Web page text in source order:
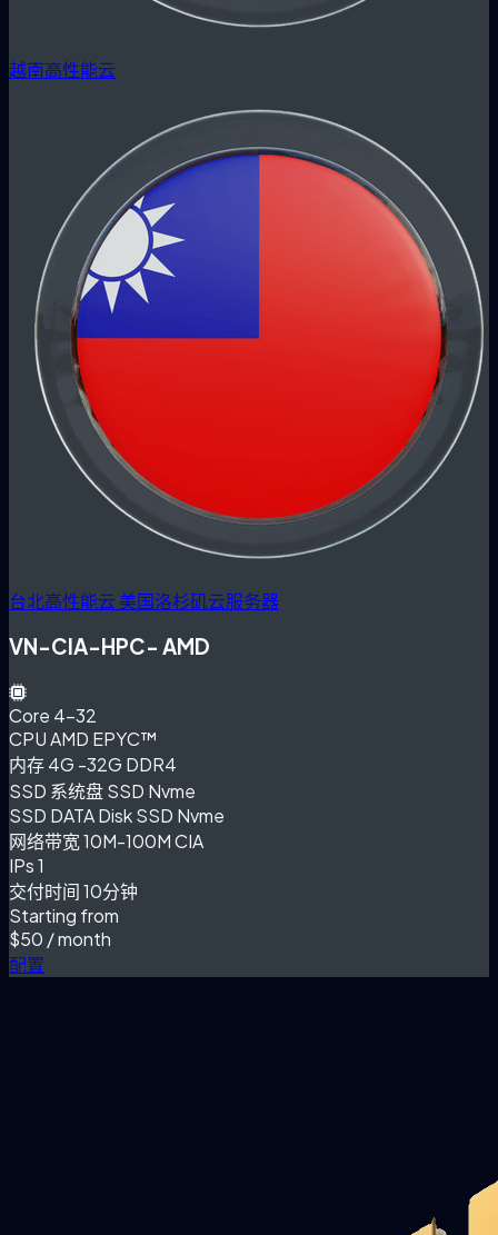
越南高性能云
台北高性能云 美国洛杉矶云服务器
VN-CIA-HPC- AMD
Core 4-32
CPUAMD EPYC™
内存4G -32G DDR4
SSD 系统盘SSD Nvme
SSD DATA DiskSSD Nvme
网络带宽10M-100M CIA
IPs1
交付时间10分钟
Starting from
$50 / month
配置